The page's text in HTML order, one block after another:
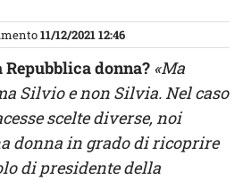
11/12/2021 12:46
donna? «Ma
Silvio e non Silvia. Nel caso
scelte diverse, noi
donna in grado di ricoprire
di presidente della